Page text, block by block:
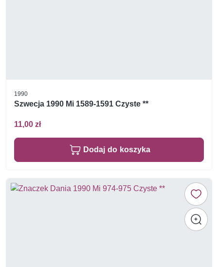
1990
Szwecja 1990 Mi 1589-1591 Czyste **
11,00 zł
Dodaj do koszyka